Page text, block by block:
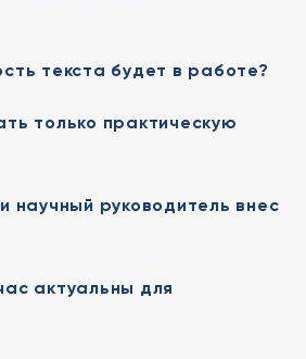
текста будет в работе?
только практическую
научный руководитель внес
актуальны для